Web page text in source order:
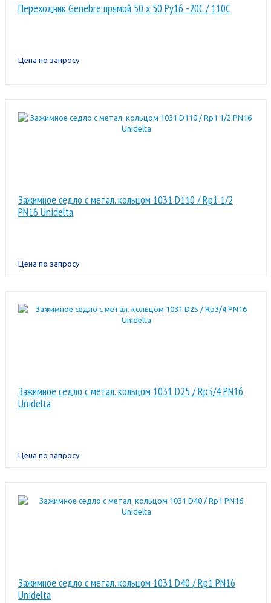
Переходник Genebre прямой 50 x 50 Pу16 -20C / 110C
Цена по запросу
Зажимное седло с метал. кольцом 1031 D110 / Rp1 1/2
PN16 Unidelta
Цена по запросу
Зажимное седло с метал. кольцом 1031 D25 / Rp3/4 PN16
Unidelta
Цена по запросу
Зажимное седло с метал. кольцом 1031 D40 / Rp1 PN16
Unidelta